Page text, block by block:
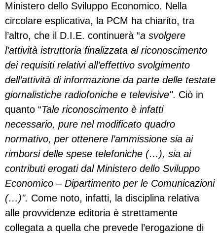
Ministero dello Sviluppo Economico. Nella
circolare esplicativa, la PCM ha chiarito, tra
l’altro, che il D.I.E. continuerà “a svolgere
l’attività istruttoria finalizzata al riconoscimento
dei requisiti relativi all’effettivo svolgimento
dell’attività di informazione da parte delle testate
giornalistiche radiofoniche e televisive". Ciò in
quanto “Tale riconoscimento è infatti
necessario, pure nel modificato quadro
normativo, per ottenere l’ammissione sia ai
rimborsi delle spese telefoniche (…), sia ai
contributi erogati dal Ministero dello Sviluppo
Economico – Dipartimento per le Comunicazioni
(…)". Come noto, infatti, la disciplina relativa
alle provvidenze editoria è strettamente
collegata a quella che prevede l’erogazione di